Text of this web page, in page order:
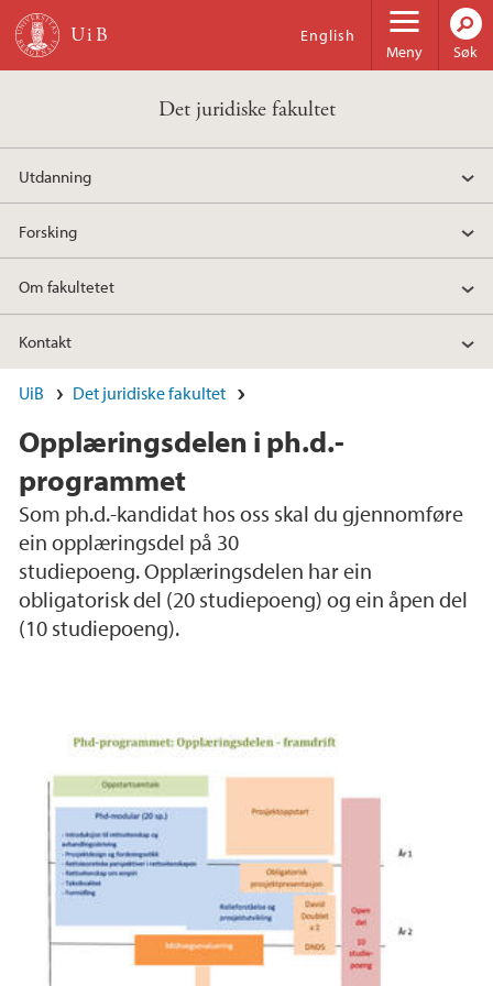
Hopp til hovedinnhold
Meny
English
Søk
Det juridiske fakultet
Utdanning
Forsking
Om fakultetet
Kontakt
UiB Det juridiske fakultet
Opplæringsdelen i ph.d.-
programmet
Som ph.d.-kandidat hos oss skal du gjennomføre
ein opplæringsdel på 30
studiepoeng. Opplæringsdelen har ein
obligatorisk del (20 studiepoeng) og ein åpen del
(10 studiepoeng).